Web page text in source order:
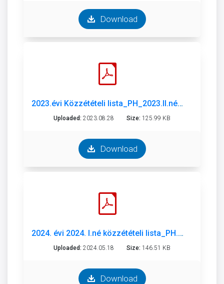
Download
2023.évi Közzétételi lista_PH_2023.II.né.pdf
Uploaded: 2023.08.28 Size: 125.99 KB
Download
2024. évi 2024. I.né közzétételi lista_PH.pdf
Uploaded: 2024.05.18 Size: 146.51 KB
Download